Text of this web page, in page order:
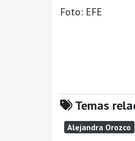
Foto: EFE
Temas
Alejandra Orozco